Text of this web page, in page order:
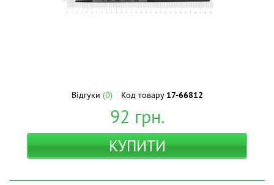
Відгуки (0) Код товару 17-66812
92 грн.
КУПИТИ